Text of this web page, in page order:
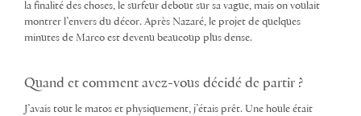
la finalité des choses, le surfeur debout sur sa vague, mais on voulait
montrer l’envers du décor. Après Nazaré, le projet de quelques
minutes de Marco est devenu beaucoup plus dense.
Quand et comment avez-vous décidé de partir ?
J’avais tout le matos et physiquement, j’étais prêt. Une houle était